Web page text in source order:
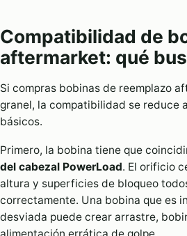
Compatibilidad de
aftermarket: qué
Si compras bobinas de reemplazo
granel, la compatibilidad se reduce
básicos.
Primero, la bobina tiene que
del cabezal PowerLoad. El orificio
altura y superficies de bloqueo
correctamente. Una bobina que es
desviada puede crear arrastre,